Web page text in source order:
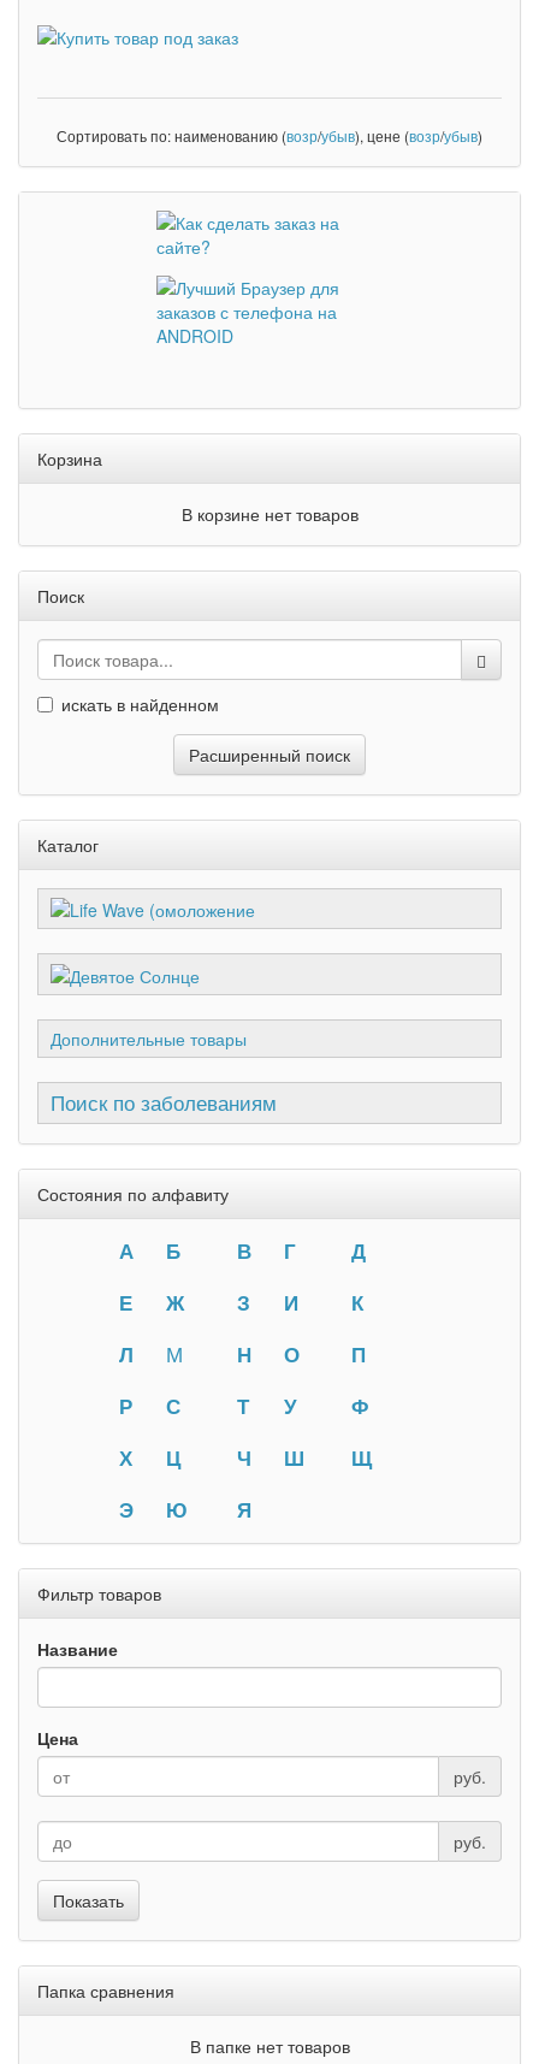
Сортировать по: наименованию (возр/убыв), цене (возр/убыв)
Корзина
В корзине нет товаров
Поиск
искать в найденном
Расширенный поиск
Каталог
Дополнительные товары
Поиск по заболеваниям
Состояния по алфавиту
А Б В Г
Д
Е
Ж З И
К
Л
М Н О
П
Р
С Т У
Ф
Х
Ц Ч Ш
Щ
Э
Ю Я
Фильтр товаров
Название
Цена
руб.
руб.
Показать
Папка сравнения
В папке нет товаров